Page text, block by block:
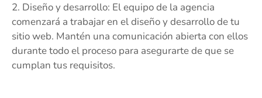
2. Diseño y desarrollo: El equipo de la agencia
comenzará a trabajar en el diseño y desarrollo de tu
sitio web. Mantén una comunicación abierta con ellos
durante todo el proceso para asegurarte de que se
cumplan tus requisitos.